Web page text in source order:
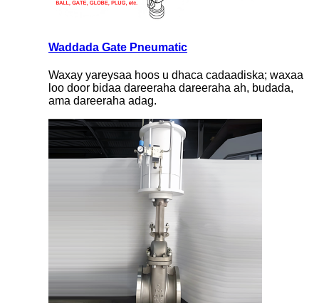
Waddada Gate Pneumatic
Waxay yareysaa hoos u dhaca cadaadiska; waxaa
loo door bidaa dareeraha dareeraha ah, budada,
ama dareeraha adag.